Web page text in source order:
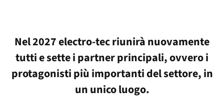
Nel 2027 electro-tec riunirà nuovamente
tutti e sette i partner principali, ovvero i
protagonisti più importanti del settore, in
un unico luogo.